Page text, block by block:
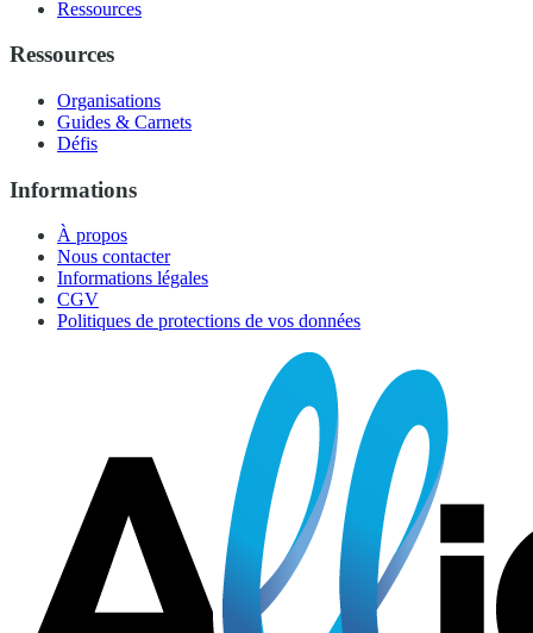
Ressources
Ressources
Organisations
Guides & Carnets
Défis
Informations
À propos
Nous contacter
Informations légales
CGV
Politiques de protections de vos données